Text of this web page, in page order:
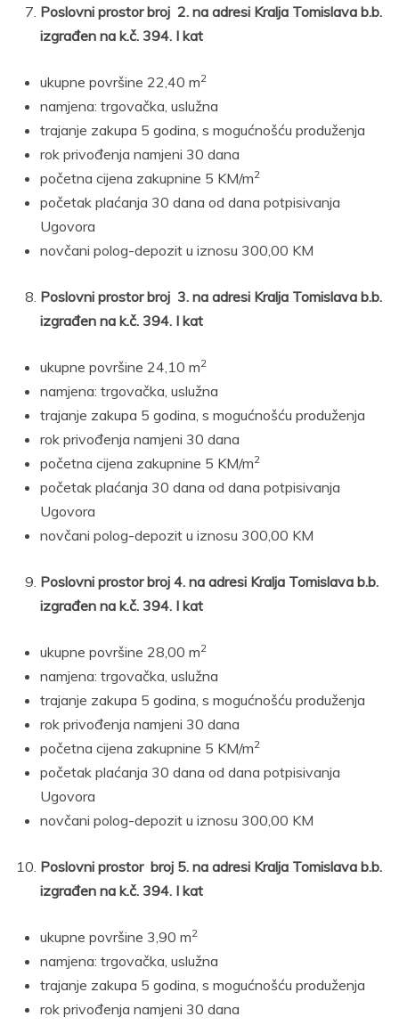
Poslovni prostor broj 2. na adresi Kralja Tomislava b.b.
izgrađen na k.č. 394. I kat
ukupne površine 22,40 m2
namjena: trgovačka, uslužna
trajanje zakupa 5 godina, s mogućnošću produženja
rok privođenja namjeni 30 dana
početna cijena zakupnine 5 KM/m2
početak plaćanja 30 dana od dana potpisivanja
Ugovora
novčani polog-depozit u iznosu 300,00 KM
Poslovni prostor broj 3. na adresi Kralja Tomislava b.b.
izgrađen na k.č. 394. I kat
ukupne površine 24,10 m2
namjena: trgovačka, uslužna
trajanje zakupa 5 godina, s mogućnošću produženja
rok privođenja namjeni 30 dana
početna cijena zakupnine 5 KM/m2
početak plaćanja 30 dana od dana potpisivanja
Ugovora
novčani polog-depozit u iznosu 300,00 KM
Poslovni prostor broj 4. na adresi Kralja Tomislava b.b.
izgrađen na k.č. 394. I kat
ukupne površine 28,00 m2
namjena: trgovačka, uslužna
trajanje zakupa 5 godina, s mogućnošću produženja
rok privođenja namjeni 30 dana
početna cijena zakupnine 5 KM/m2
početak plaćanja 30 dana od dana potpisivanja
Ugovora
novčani polog-depozit u iznosu 300,00 KM
Poslovni prostor broj 5. na adresi Kralja Tomislava b.b.
izgrađen na k.č. 394. I kat
ukupne površine 3,90 m2
namjena: trgovačka, uslužna
trajanje zakupa 5 godina, s mogućnošću produženja
rok privođenja namjeni 30 dana